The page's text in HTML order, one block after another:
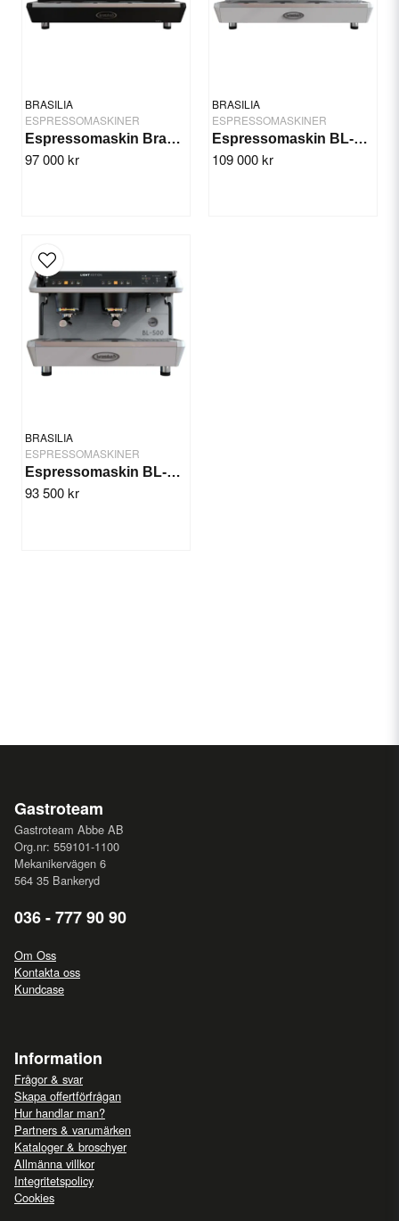
BRASILIA
ESPRESSOMASKINER
Espressomaskin Brasilia BL-500 DE 3GR
97 000 kr
BRASILIA
ESPRESSOMASKINER
Espressomaskin BL-500 LE 3GR
109 000 kr
BRASILIA
ESPRESSOMASKINER
Espressomaskin BL-500-LE 2GR
93 500 kr
Modell: BL -500 DE 2GR
Färg: Svart
Yes, you can publish my question.
Gastroteam
Gastroteam Abbe AB
Org.nr: 559101-1100
Mekanikervägen 6
564 35 Bankeryd
036 - 777 90 90
Om Oss
Kontakta oss
Kundcase
Information
Frågor & svar
Skapa offertförfrågan
Hur handlar man?
Partners & varumärken
Kataloger & broschyer
Allmänna villkor
Integritetspolicy
Cookies